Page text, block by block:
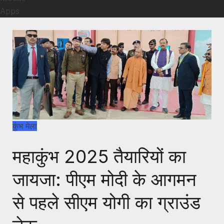
Apps
कुंभ मेला
महाकुंभ 2025 तैयारियों का
जायजा: पीएम मोदी के आगमन
से पहले सीएम योगी का ग्राउंड